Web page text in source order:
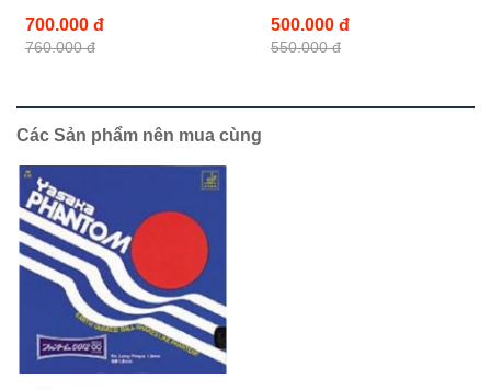
700.000 đ
760.000 đ
500.000 đ
550.000 đ
Các Sản phẩm nên mua cùng